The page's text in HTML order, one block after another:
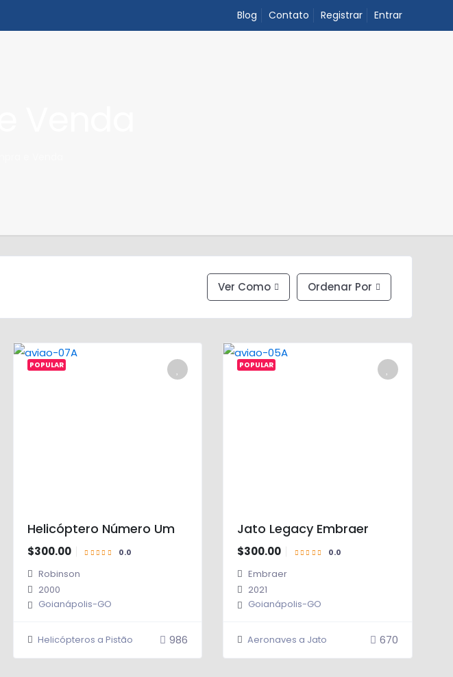
Blog Contato Registrar Entrar
Ver Como Ordenar Por
POPULAR
Helicóptero Número Um
$300.00
Robinson
2000
Goianápolis-GO
Helicópteros a Pistão 986
POPULAR
Jato Legacy Embraer
$300.00
Embraer
2021
Goianápolis-GO
Aeronaves a Jato 670